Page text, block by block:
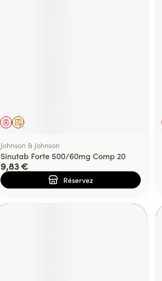
Sur prescription
Médicament
Johnson & Johnson
Sinutab Forte 500/60mg Comp 20
9,83 €
Réservez